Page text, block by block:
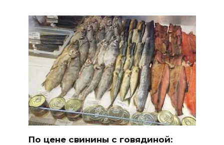
По цене свинины с говядиной: